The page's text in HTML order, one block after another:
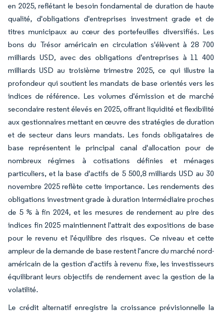
en 2025, reflétant le besoin fondamental de duration de haute
qualité, d'obligations d'entreprises investment grade et de
titres municipaux au cœur des portefeuilles diversifiés. Les
bons du Trésor américain en circulation s'élèvent à 28 700
milliards USD, avec des obligations d'entreprises à 11 400
milliards USD au troisième trimestre 2025, ce qui illustre la
profondeur qui soutient les mandats de base orientés vers les
indices de référence. Les volumes d'émission et de marché
secondaire restent élevés en 2025, offrant liquidité et flexibilité
aux gestionnaires mettant en œuvre des stratégies de duration
et de secteur dans leurs mandats. Les fonds obligataires de
base représentent le principal canal d'allocation pour de
nombreux régimes à cotisations définies et ménages
particuliers, et la base d'actifs de 5 500,8 milliards USD au 30
novembre 2025 reflète cette importance. Les rendements des
obligations investment grade à duration intermédiaire proches
de 5 % à fin 2024, et les mesures de rendement au pire des
indices fin 2025 maintiennent l'attrait des expositions de base
pour le revenu et l'équilibre des risques. Ce niveau et cette
ampleur de la demande de base restent l'ancre du marché nord-
américain de la gestion d'actifs à revenu fixe, les investisseurs
équilibrant leurs objectifs de rendement avec la gestion de la
volatilité.
Le crédit alternatif enregistre la croissance prévisionnelle la